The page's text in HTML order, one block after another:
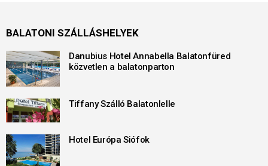
BALATONI SZÁLLÁSHELYEK
Danubius Hotel Annabella Balatonfüred
közvetlen a balatonparton
Tiffany Szálló Balatonlelle
Hotel Európa Siófok